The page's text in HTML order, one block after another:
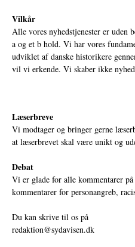
Vilkår
Alle vores nyhedstjenester er
a og et b hold. Vi har vores
udviklet af danske historikere
vil vi erkende. Vi skaber ikke
Læserbreve
Vi modtager og bringer gerne
at læserbrevet skal være unikt og
Debat
Vi er glade for alle kommentarer
kommentarer for personangreb,
Du kan skrive til os på
redaktion@sydavisen.dk